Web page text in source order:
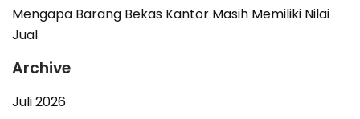
Mengapa Barang Bekas Kantor Masih Memiliki Nilai
Jual
Archive
Juli 2026